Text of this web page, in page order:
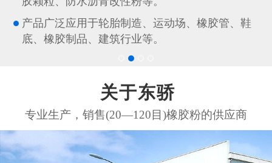
产品广泛应用于轮胎制造、运动场、橡胶管、鞋
底、橡胶制品、建筑行业等。
关于东骄